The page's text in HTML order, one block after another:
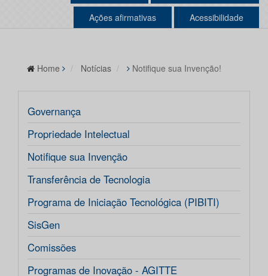
Ações afirmativas Acessibilidade
Home Notícias Notifique sua Invenção!
Governança
Propriedade Intelectual
Notifique sua Invenção
Transferência de Tecnologia
Programa de Iniciação Tecnológica (PIBITI)
SisGen
Comissões
Programas de Inovação - AGITTE